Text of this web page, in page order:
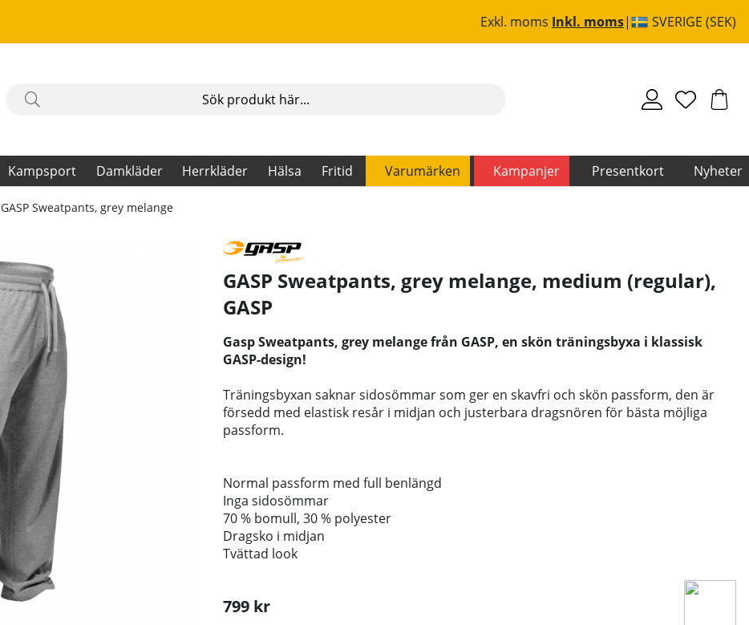
Exkl. moms Inkl. moms SVERIGE (SEK)
Kampsport Damkläder Herrkläder Hälsa Fritid Varumärken Kampanjer Presentkort Nyheter
GASP Sweatpants, grey melange
GASP Sweatpants, grey melange, medium (regular),
GASP
Gasp Sweatpants, grey melange från GASP, en skön träningsbyxa i klassisk
GASP-design!
Träningsbyxan saknar sidosömmar som ger en skavfri och skön passform, den är
försedd med elastisk resår i midjan och justerbara dragsnören för bästa möjliga
passform.
Normal passform med full benlängd
Inga sidosömmar
70 % bomull, 30 % polyester
Dragsko i midjan
Tvättad look
799 kr